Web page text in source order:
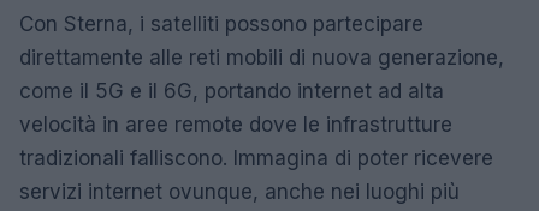
Con Sterna, i satelliti possono partecipare
direttamente alle reti mobili di nuova generazione,
come il 5G e il 6G, portando internet ad alta
velocità in aree remote dove le infrastrutture
tradizionali falliscono. Immagina di poter ricevere
servizi internet ovunque, anche nei luoghi più